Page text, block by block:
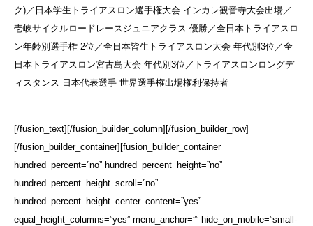
ク)／日本学生トライアスロン選手権大会 インカレ観音寺大会出場／
壱岐サイクルロードレースジュニアクラス 優勝／全日本トライアスロ
ン年齢別選手権 2位／全日本皆生トライアスロン大会 年代別3位／全
日本トライアスロン宮古島大会 年代別3位／トライアスロンロングデ
ィスタンス 日本代表選手 世界選手権出場権利保持者
[/fusion_text][/fusion_builder_column][/fusion_builder_row]
[/fusion_builder_container][fusion_builder_container
hundred_percent=”no” hundred_percent_height=”no”
hundred_percent_height_scroll=”no”
hundred_percent_height_center_content=”yes”
equal_height_columns=”yes” menu_anchor=”” hide_on_mobile=”small-